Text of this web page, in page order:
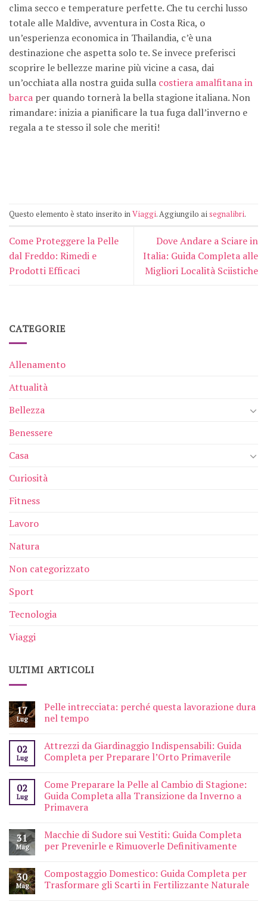
clima secco e temperature perfette. Che tu cerchi lusso
totale alle Maldive, avventura in Costa Rica, o
un’esperienza economica in Thailandia, c’è una
destinazione che aspetta solo te. Se invece preferisci
scoprire le bellezze marine più vicine a casa, dai
un’occhiata alla nostra guida sulla costiera amalfitana in
barca per quando tornerà la bella stagione italiana. Non
rimandare: inizia a pianificare la tua fuga dall’inverno e
regala a te stesso il sole che meriti!
Questo elemento è stato inserito inViaggi. Aggiungilo aisegnalibri.
Come Proteggere la Pelle
dal Freddo: Rimedi e
Prodotti Efficaci
Dove Andare a Sciare in
Italia: Guida Completa alle
Migliori Località Sciistiche
CATEGORIE
Allenamento
Attualità
Bellezza
Benessere
Casa
Curiosità
Fitness
Lavoro
Natura
Non categorizzato
Sport
Tecnologia
Viaggi
ULTIMI ARTICOLI
17
Lug
Pelle intrecciata: perché questa lavorazione dura
nel tempo
02
Lug
Attrezzi da Giardinaggio Indispensabili: Guida
Completa per Preparare l’Orto Primaverile
02
Lug
Come Preparare la Pelle al Cambio di Stagione:
Guida Completa alla Transizione da Inverno a
Primavera
31
Mag
Macchie di Sudore sui Vestiti: Guida Completa
per Prevenirle e Rimuoverle Definitivamente
30
Mag
Compostaggio Domestico: Guida Completa per
Trasformare gli Scarti in Fertilizzante Naturale